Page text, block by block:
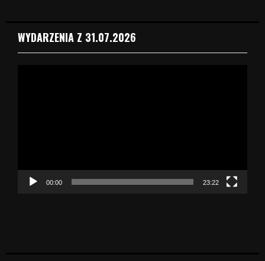
WYDARZENIA Z 31.07.2026
c
00:00 23:22